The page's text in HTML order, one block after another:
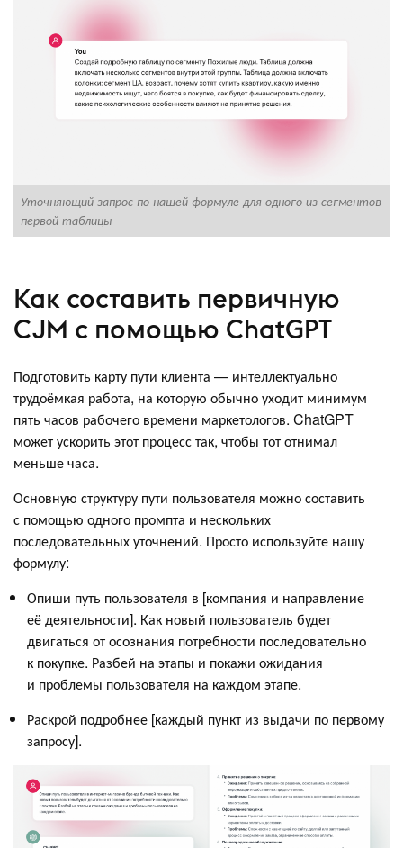
Уточняющий запрос по нашей формуле для одного из сегментов
первой таблицы
Как составить первичную
CJM с помощью ChatGPT
Подготовить карту пути клиента — интеллектуально
трудоёмкая работа, на которую обычно уходит минимум
пять часов рабочего времени маркетологов. ChatGPT
может ускорить этот процесс так, чтобы тот отнимал
меньше часа.
Основную структуру пути пользователя можно составить
с помощью одного промпта и нескольких
последовательных уточнений. Просто используйте нашу
формулу:
Опиши путь пользователя в [компания и направление
её деятельности]. Как новый пользователь будет
двигаться от осознания потребности последовательно
к покупке. Разбей на этапы и покажи ожидания
и проблемы пользователя на каждом этапе.
Раскрой подробнее [каждый пункт из выдачи по первому
запросу].